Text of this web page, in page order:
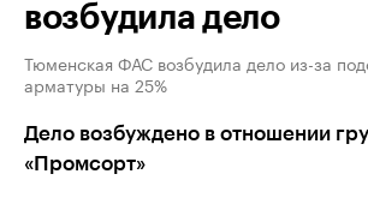
возбудила дело
Тюменская ФАС возбудила дело из-за
арматуры на 25%
Дело возбуждено в отношении
«Промсорт»